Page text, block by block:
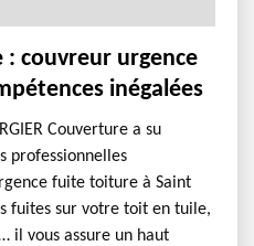
: couvreur urgence
inégalées
Couverture a su
professionnelles
fuite toiture à Saint
fuites sur votre toit en tuile,
il vous assure un haut